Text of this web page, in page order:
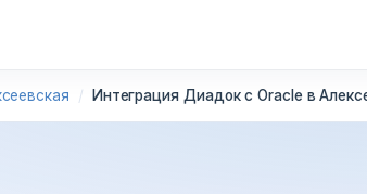
Интеграция Диадок с Oracle в